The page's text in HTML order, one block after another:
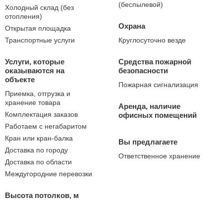
Холодный склад (без
отопления)
Открытая площадка
Транспортные услуги
Услуги, которые
оказываются на
объекте
Приемка, отгрузка и
хранение товара
Комплектация заказов
Работаем с негабаритом
Кран или кран-балка
Доставка по городу
Доставка по области
Междугородние перевозки
Высота потолков, м
(беспылевой)
Охрана
Круглосуточно везде
Средства пожарной
безопасности
Пожарная сигнализация
Аренда, наличие
офисных помещений
Вы предлагаете
Ответственное хранение